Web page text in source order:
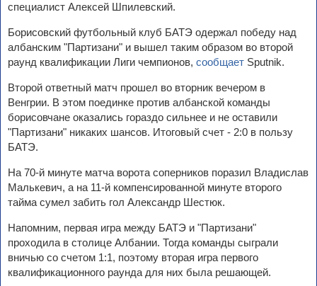
специалист Алексей Шпилевский.
Борисовский футбольный клуб БАТЭ одержал победу над
албанским "Партизани" и вышел таким образом во второй
раунд квалификации Лиги чемпионов, сообщает Sputnik.
Второй ответный матч прошел во вторник вечером в
Венгрии. В этом поединке против албанской команды
борисовчане оказались гораздо сильнее и не оставили
"Партизани" никаких шансов. Итоговый счет - 2:0 в пользу
БАТЭ.
На 70-й минуте матча ворота соперников поразил Владислав
Малькевич, а на 11-й компенсированной минуте второго
тайма сумел забить гол Александр Шестюк.
Напомним, первая игра между БАТЭ и "Партизани"
проходила в столице Албании. Тогда команды сыграли
вничью со счетом 1:1, поэтому вторая игра первого
квалификационного раунда для них была решающей.